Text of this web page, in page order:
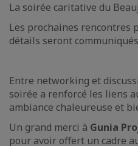
La soirée caritative du
Les prochaines rencontres
détails seront
Entre networking et
soirée a renforcé les liens
ambiance chaleureuse et
Un grand merci à Gunia
pour avoir offert un cadre